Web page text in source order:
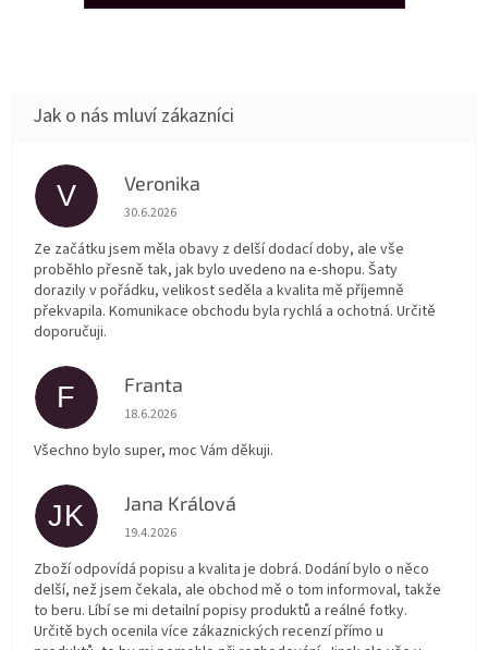
V Veronika
Hodnocení obchodu je 5 z 5 hvězdiček.
30.6.2026
Ze začátku jsem měla obavy z delší dodací doby, ale vše
proběhlo přesně tak, jak bylo uvedeno na e-shopu. Šaty
dorazily v pořádku, velikost seděla a kvalita mě příjemně
překvapila. Komunikace obchodu byla rychlá a ochotná. Určitě
doporučuji.
F Franta
Hodnocení obchodu je 5 z 5 hvězdiček.
18.6.2026
Všechno bylo super, moc Vám děkuji.
JK Jana Králová
Hodnocení obchodu je 5 z 5 hvězdiček.
19.4.2026
Zboží odpovídá popisu a kvalita je dobrá. Dodání bylo o něco
delší, než jsem čekala, ale obchod mě o tom informoval, takže
to beru. Líbí se mi detailní popisy produktů a reálné fotky.
Určitě bych ocenila více zákaznických recenzí přímo u